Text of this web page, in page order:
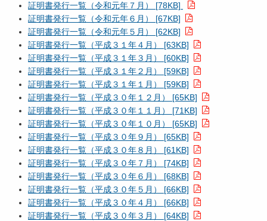
証明書発行一覧（令和元年７月） [78KB]
証明書発行一覧（令和元年６月） [67KB]
証明書発行一覧（令和元年５月） [62KB]
証明書発行一覧（平成３１年４月） [63KB]
証明書発行一覧（平成３１年３月） [60KB]
証明書発行一覧（平成３１年２月） [59KB]
証明書発行一覧（平成３１年１月） [59KB]
証明書発行一覧（平成３０年１２月） [65KB]
証明書発行一覧（平成３０年１１月） [71KB]
証明書発行一覧（平成３０年１０月） [65KB]
証明書発行一覧（平成３０年９月） [65KB]
証明書発行一覧（平成３０年８月） [61KB]
証明書発行一覧（平成３０年７月） [74KB]
証明書発行一覧（平成３０年６月） [68KB]
証明書発行一覧（平成３０年５月） [66KB]
証明書発行一覧（平成３０年４月） [66KB]
証明書発行一覧（平成３０年３月） [64KB]